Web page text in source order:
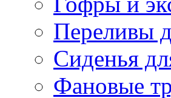
Переливы
Сиденья
Фановые